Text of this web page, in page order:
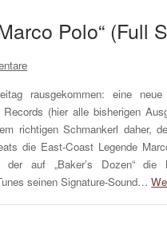
Polo“ (Full
rausgekommen: eine
Records (hier alle bisherigen
richtigen Schmankerl daher,
die East-Coast Legende
auf „Baker’s Dozen“ die
seinen Signature-Sound…